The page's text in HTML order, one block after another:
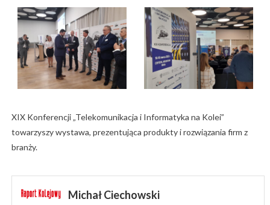
XIX Konferencji „Telekomunikacja i Informatyka na Kolei”
towarzyszy wystawa, prezentująca produkty i rozwiązania firm z
branży.
Michał Ciechowski